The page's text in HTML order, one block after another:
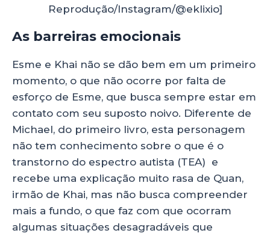
Reprodução/Instagram/@eklixio]
As barreiras emocionais
Esme e Khai não se dão bem em um primeiro
momento, o que não ocorre por falta de
esforço de Esme, que busca sempre estar em
contato com seu suposto noivo. Diferente de
Michael, do primeiro livro, esta personagem
não tem conhecimento sobre o que é o
transtorno do espectro autista (TEA) e
recebe uma explicação muito rasa de Quan,
irmão de Khai, mas não busca compreender
mais a fundo, o que faz com que ocorram
algumas situações desagradáveis que